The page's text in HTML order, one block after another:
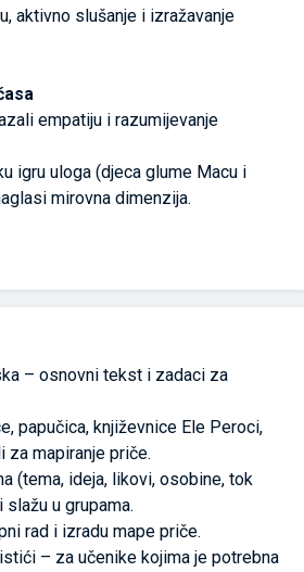
aktivno slušanje i izražavanje
empatiju i razumijevanje
igru uloga (djeca glume Macu i
mirovna dimenzija.
– osnovni tekst i zadaci za
papučica, književnice Ele Peroci,
za mapiranje priče.
(tema, ideja, likovi, osobine, tok
u grupama.
rad i izradu mape priče.
– za učenike kojima je potrebna